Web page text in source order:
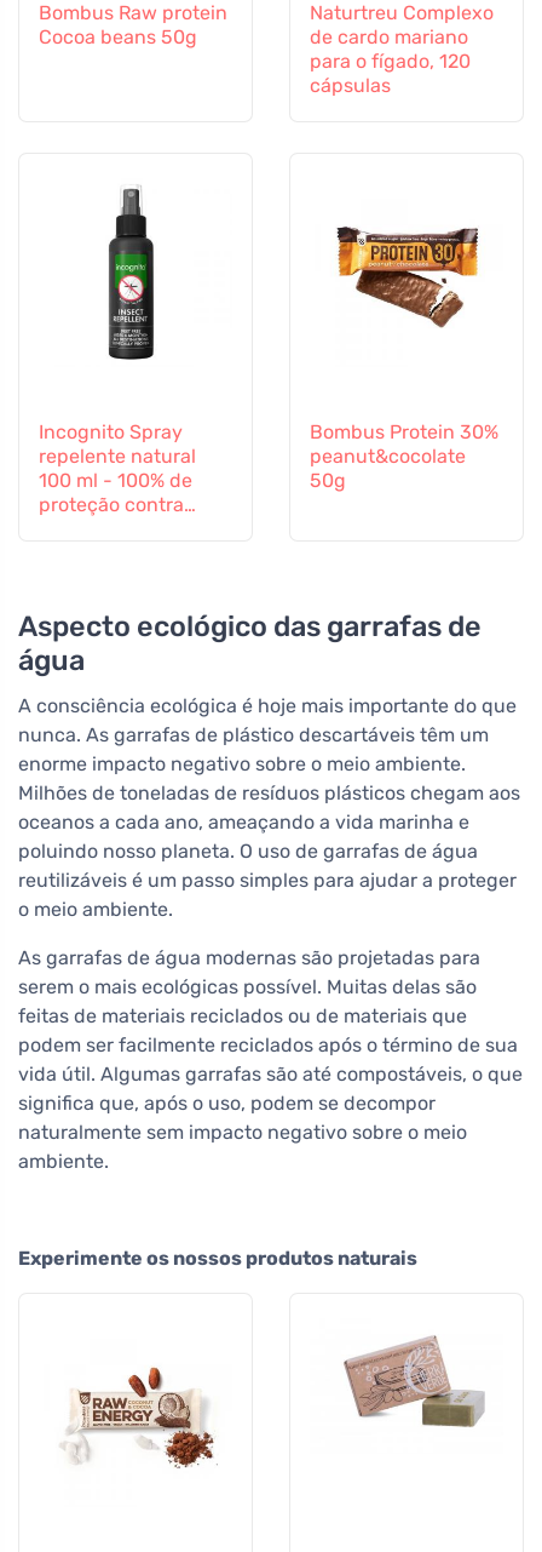
Bombus Raw protein
Cocoa beans 50g
Naturtreu Complexo
de cardo mariano
para o fígado, 120
cápsulas
Incognito Spray
repelente natural
100 ml - 100% de
proteção contra
Bombus Protein 30%
peanut&cocolate
50g
Aspecto ecológico das garrafas de
água
A consciência ecológica é hoje mais importante do que
nunca. As garrafas de plástico descartáveis têm um
enorme impacto negativo sobre o meio ambiente.
Milhões de toneladas de resíduos plásticos chegam aos
oceanos a cada ano, ameaçando a vida marinha e
poluindo nosso planeta. O uso de garrafas de água
reutilizáveis é um passo simples para ajudar a proteger
o meio ambiente.
As garrafas de água modernas são projetadas para
serem o mais ecológicas possível. Muitas delas são
feitas de materiais reciclados ou de materiais que
podem ser facilmente reciclados após o término de sua
vida útil. Algumas garrafas são até compostáveis, o que
significa que, após o uso, podem se decompor
naturalmente sem impacto negativo sobre o meio
ambiente.
Experimente os nossos produtos naturais